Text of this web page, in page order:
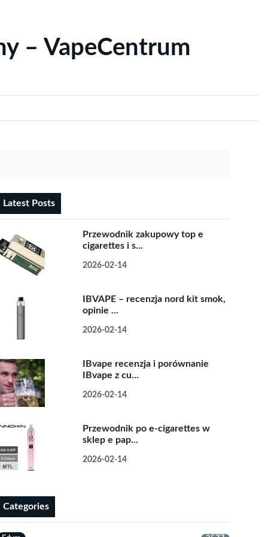
– VapeCentrum
Latest Posts
Przewodnik zakupowy top e
cigarettes i s...
2026-02-14
IBVAPE – recenzja nord kit smok,
opinie ...
2026-02-14
IBvape recenzja i porównanie
IBvape z cu...
2026-02-14
Przewodnik po e-cigarettes w
sklep e pap...
2026-02-14
Categories